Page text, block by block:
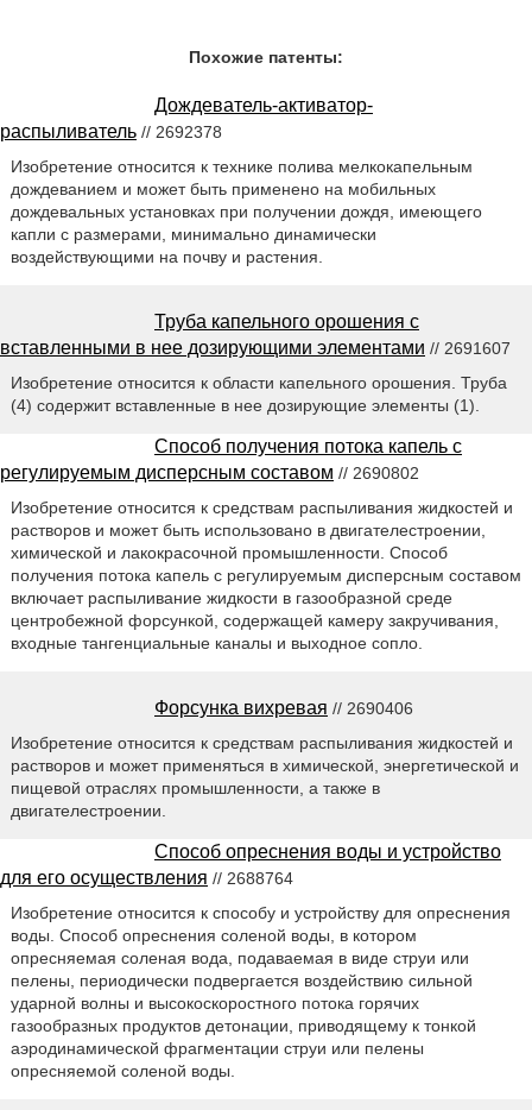
Похожие патенты:
Дождеватель-активатор-
распыливатель // 2692378
Изобретение относится к технике полива мелкокапельным
дождеванием и может быть применено на мобильных
дождевальных установках при получении дождя, имеющего
капли с размерами, минимально динамически
воздействующими на почву и растения.
Труба капельного орошения с
вставленными в нее дозирующими элементами // 2691607
Изобретение относится к области капельного орошения. Труба
(4) содержит вставленные в нее дозирующие элементы (1).
Способ получения потока капель с
регулируемым дисперсным составом // 2690802
Изобретение относится к средствам распыливания жидкостей и
растворов и может быть использовано в двигателестроении,
химической и лакокрасочной промышленности. Способ
получения потока капель с регулируемым дисперсным составом
включает распыливание жидкости в газообразной среде
центробежной форсункой, содержащей камеру закручивания,
входные тангенциальные каналы и выходное сопло.
Форсунка вихревая // 2690406
Изобретение относится к средствам распыливания жидкостей и
растворов и может применяться в химической, энергетической и
пищевой отраслях промышленности, а также в
двигателестроении.
Способ опреснения воды и устройство
для его осуществления // 2688764
Изобретение относится к способу и устройству для опреснения
воды. Способ опреснения соленой воды, в котором
опресняемая соленая вода, подаваемая в виде струи или
пелены, периодически подвергается воздействию сильной
ударной волны и высокоскоростного потока горячих
газообразных продуктов детонации, приводящему к тонкой
аэродинамической фрагментации струи или пелены
опресняемой соленой воды.